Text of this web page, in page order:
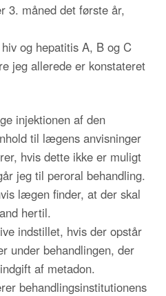
3. måned det første år,
og hepatitis A, B og C
jeg allerede er konstateret
injektionen af den
til lægens anvisninger
hvis dette ikke er muligt
jeg til peroral behandling.
lægen finder, at der skal
hertil.
indstillet, hvis der opstår
under behandlingen, der
af metadon.
behandlingsinstitutionens